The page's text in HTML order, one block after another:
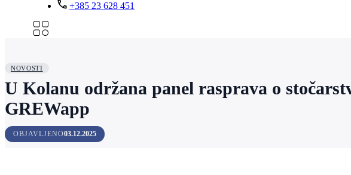
+385 23 628 451
NOVOSTI
U Kolanu održana panel rasprava o
GREWapp
OBJAVLJENO03.12.2025